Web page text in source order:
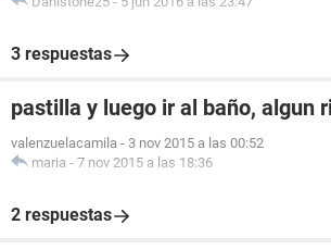
3 respuestas
pastilla y luego ir al baño, algun
valenzuelacamila - 3 nov 2015 a las 00:52
maria - 7 nov 2015 a las 18:36
2 respuestas